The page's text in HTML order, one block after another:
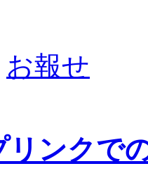
お報せ
リンクで